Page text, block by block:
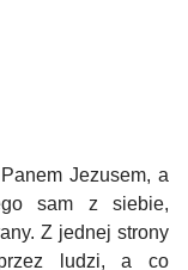
Jezusem, a
sam z siebie,
Z jednej strony
ludzi, a co